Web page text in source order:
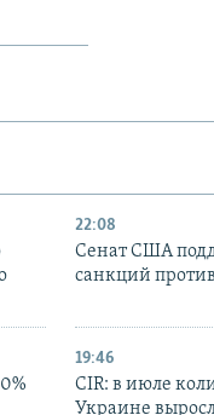
22:08
Сенат США
санкций
19:46
CIR: в июле
Украине